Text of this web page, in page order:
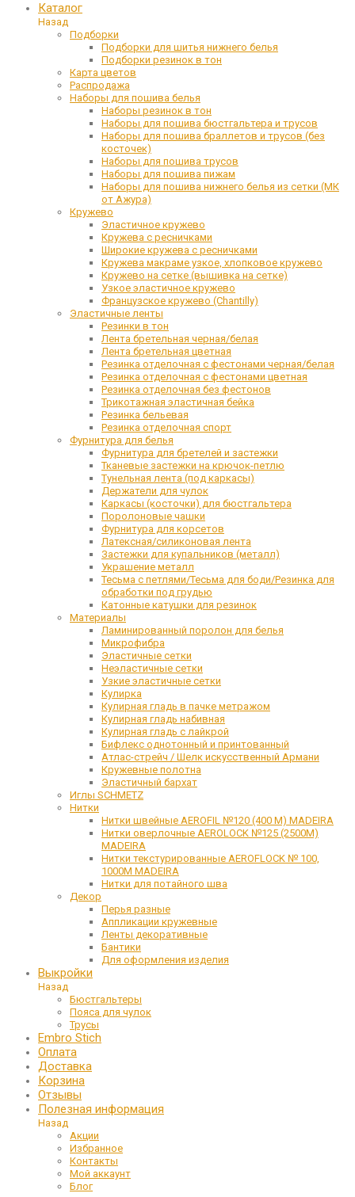
Каталог
Назад
Подборки
Подборки для шитья нижнего белья
Подборки резинок в тон
Карта цветов
Распродажа
Наборы для пошива белья
Наборы резинок в тон
Наборы для пошива бюстгальтера и трусов
Наборы для пошива браллетов и трусов (без
косточек)
Наборы для пошива трусов
Наборы для пошива пижам
Наборы для пошива нижнего белья из сетки (МК
от Ажура)
Кружево
Эластичное кружево
Кружева с ресничками
Широкие кружева с ресничками
Кружева макраме узкое, хлопковое кружево
Кружево на сетке (вышивка на сетке)
Узкое эластичное кружево
Французское кружево (Chantilly)
Эластичные ленты
Резинки в тон
Лента бретельная черная/белая
Лента бретельная цветная
Резинка отделочная с фестонами черная/белая
Резинка отделочная с фестонами цветная
Резинка отделочная без фестонов
Трикотажная эластичная бейка
Резинка бельевая
Резинка отделочная спорт
Фурнитура для белья
Фурнитура для бретелей и застежки
Тканевые застежки на крючок-петлю
Тунельная лента (под каркасы)
Держатели для чулок
Каркасы (косточки) для бюстгальтера
Поролоновые чашки
Фурнитура для корсетов
Латексная/силиконовая лента
Застежки для купальников (металл)
Украшение металл
Тесьма с петлями/Тесьма для боди/Резинка для
обработки под грудью
Катонные катушки для резинок
Материалы
Ламинированный поролон для белья
Микрофибра
Эластичные сетки
Неэластичные сетки
Узкие эластичные сетки
Кулирка
Кулирная гладь в пачке метражом
Кулирная гладь набивная
Кулирная гладь с лайкрой
Бифлекс однотонный и принтованный
Атлас-стрейч / Шелк искусственный Армани
Кружевные полотна
Эластичный бархат
Иглы SCHMETZ
Нитки
Нитки швейные AEROFIL №120 (400 М) MADEIRA
Нитки оверлочные AEROLOCK №125 (2500М)
MADEIRA
Нитки текстурированные AEROFLOCK № 100,
1000М MADEIRA
Нитки для потайного шва
Декор
Перья разные
Аппликации кружевные
Ленты декоративные
Бантики
Для оформления изделия
Выкройки
Назад
Бюстгальтеры
Пояса для чулок
Трусы
Embro Stich
Оплата
Доставка
Корзина
Отзывы
Полезная информация
Назад
Акции
Избранное
Контакты
Мой аккаунт
Блог